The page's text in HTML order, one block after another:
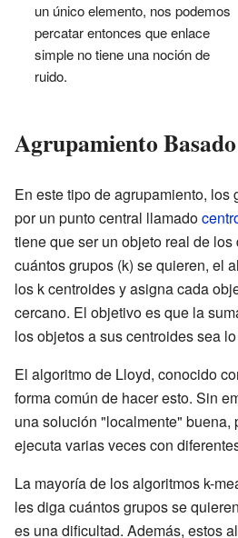
un único elemento, nos podemos
percatar entonces que enlace
simple no tiene una noción de
ruido.
Agrupamiento
En este tipo de agrupamiento, los
por un punto central llamado
tiene que ser un objeto real de
cuántos grupos (k) se quieren, el
los k centroides y asigna cada
cercano. El objetivo es que la
los objetos a sus centroides sea
El algoritmo de Lloyd, conocido
forma común de hacer esto. Sin
una solución "localmente" buena,
ejecuta varias veces con
La mayoría de los algoritmos k-
les diga cuántos grupos se
es una dificultad. Además, estos